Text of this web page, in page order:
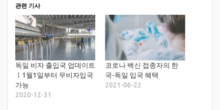
관련 기사
독일 비자 출입국 업데이트
ㅣ1월1일부터 무비자입국
가능
2020-12-31
코로나 백신 접종자의 한
국-독일 입국 혜택
2021-06-22